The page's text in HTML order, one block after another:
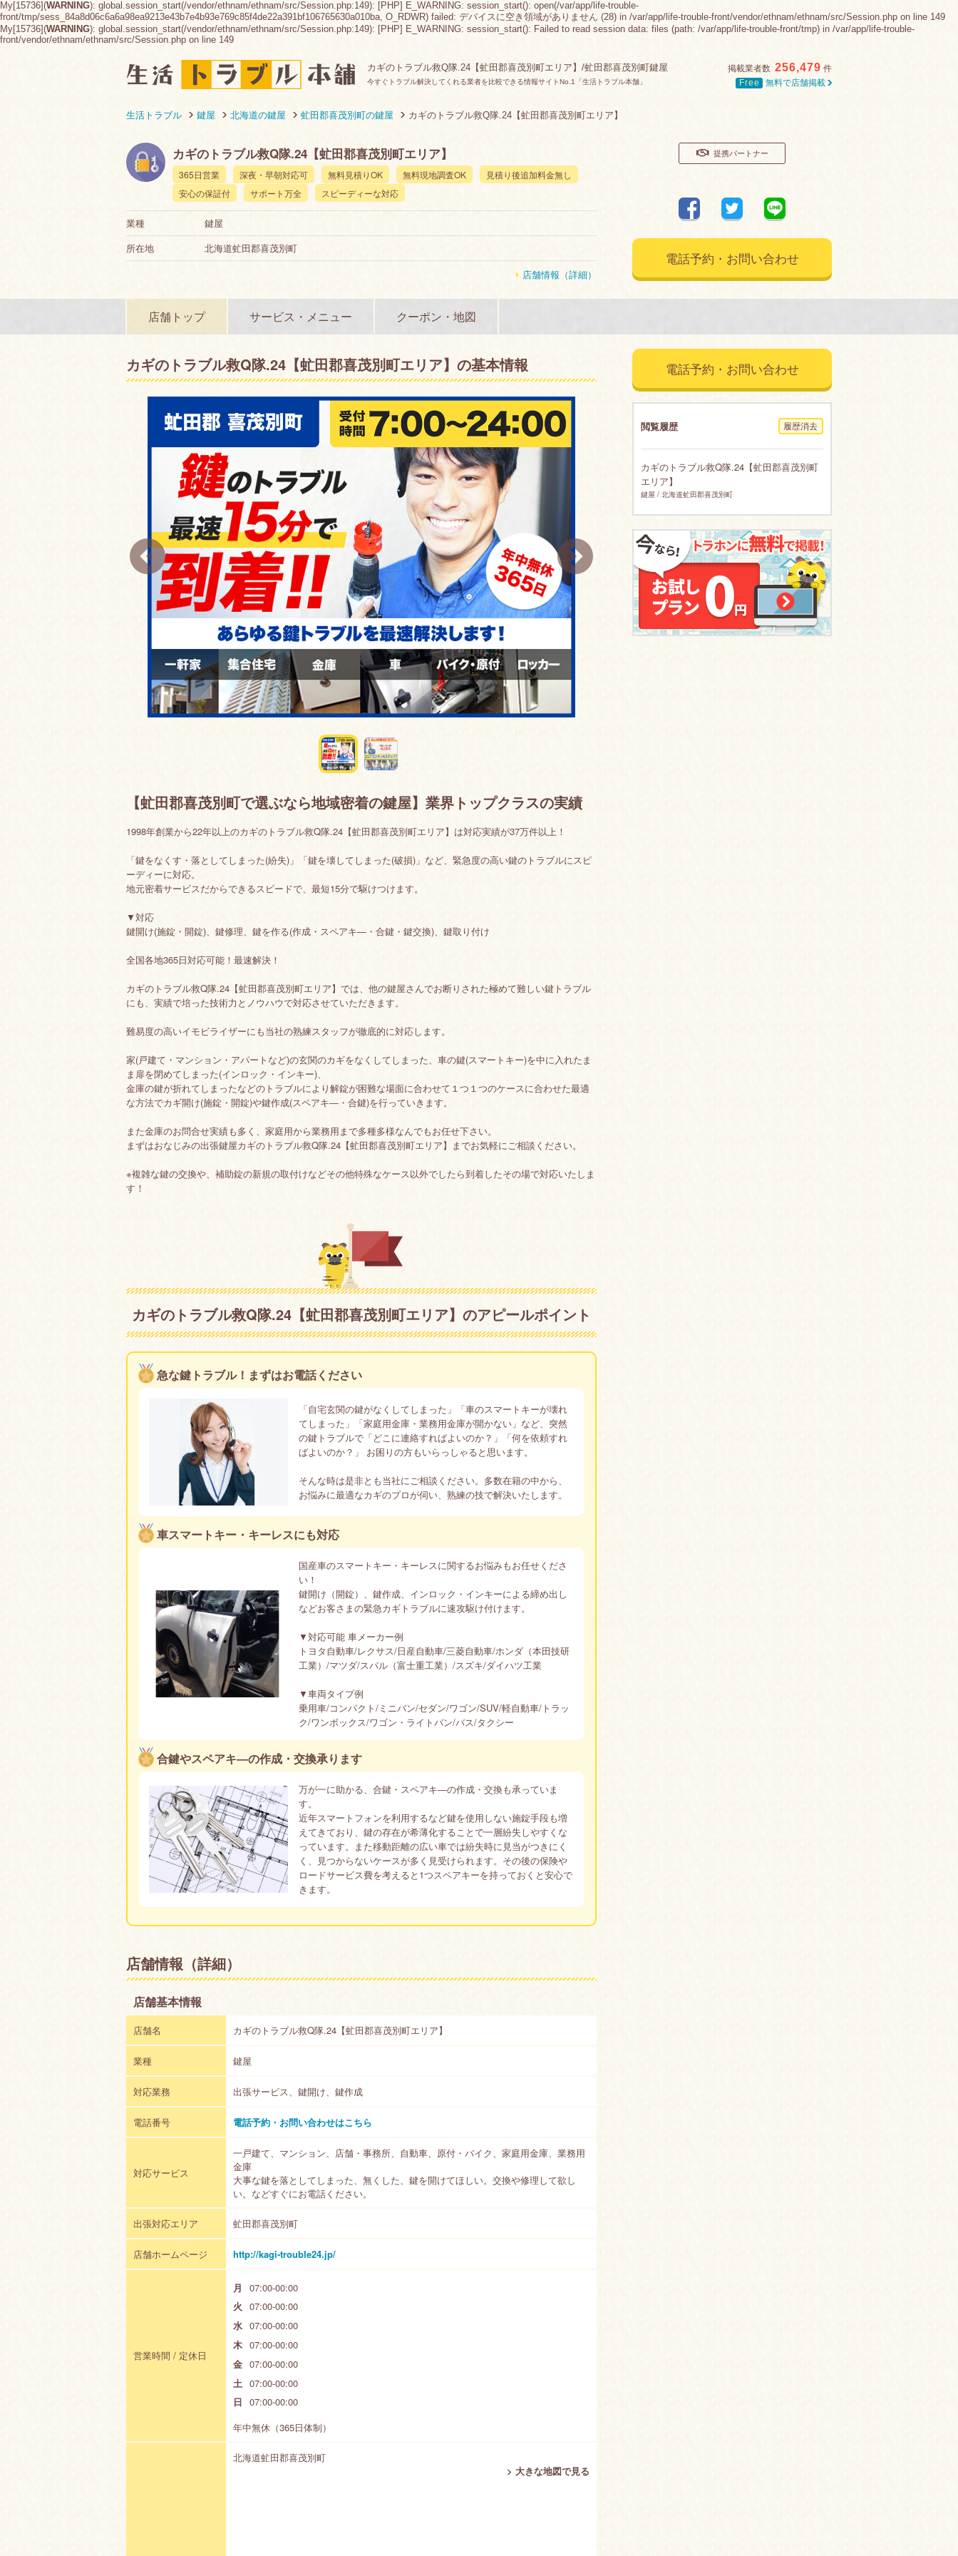
My[15736](WARNING): global.session_start(/vendor/ethnam/ethnam/src/Session.php:149): [PHP] E_WARNING: session_start(): open(/var/app/life-trouble-
front/tmp/sess_84a8d06c6a6a98ea9213e43b7e4b93e769c85f4de22a391bf106765630a010ba, O_RDWR) failed: デバイスに空き領域がありません (28) in /var/app/life-trouble-front/vendor/ethnam/ethnam/src/Session.php on line 149
My[15736](WARNING): global.session_start(/vendor/ethnam/ethnam/src/Session.php:149): [PHP] E_WARNING: session_start(): Failed to read session data: files (path: /var/app/life-trouble-front/tmp) in /var/app/life-trouble-
front/vendor/ethnam/ethnam/src/Session.php on line 149
カギのトラブル救Q隊.24【虻田郡喜茂別町エリア】/虻田郡喜茂別町鍵屋
今すぐトラブル解決してくれる業者を比較できる情報サイトNo.1「生活トラブル本舗」
掲載業者数 256,479 件
Free
無料で店舗掲載
生活トラブル 鍵屋 北海道の鍵屋 虻田郡喜茂別町の鍵屋 カギのトラブル救Q隊.24【虻田郡喜茂別町エリア】
カギのトラブル救Q隊.24【虻田郡喜茂別町エリア】
365日営業 深夜・早朝対応可 無料見積りOK 無料現地調査OK
見積り後追加料金無し
安心の保証付
サポート万全 スピーディーな対応
提携パートナー
業種
鍵屋
所在地
北海道虻田郡喜茂別町
店舗情報（詳細）
電話予約・お問い合わせ
店舗トップ サービス・メニュー クーポン・地図
カギのトラブル救Q隊.24【虻田郡喜茂別町エリア】の基本情報
【虻田郡喜茂別町で選ぶなら地域密着の鍵屋】業界トップクラスの実績
1998年創業から22年以上のカギのトラブル救Q隊.24【虻田郡喜茂別町エリア】は対応実績が37万件以上！
「鍵をなくす・落としてしまった(紛失)」「鍵を壊してしまった(破損)」など、緊急度の高い鍵のトラブルにスピ
ーディーに対応。
地元密着サービスだからできるスピードで、最短15分で駆けつけます。
▼対応
鍵開け(施錠・開錠)、鍵修理、鍵を作る(作成・スペアキ―・合鍵・鍵交換)、鍵取り付け
全国各地365日対応可能！最速解決！
カギのトラブル救Q隊.24【虻田郡喜茂別町エリア】では、他の鍵屋さんでお断りされた極めて難しい鍵トラブル
にも、実績で培った技術力とノウハウで対応させていただきます。
難易度の高いイモビライザーにも当社の熟練スタッフが徹底的に対応します。
家(戸建て・マンション・アパートなど)の玄関のカギをなくしてしまった、車の鍵(スマートキー)を中に入れたま
ま扉を閉めてしまった(インロック・インキー)、
金庫の鍵が折れてしまったなどのトラブルにより解錠が困難な場面に合わせて１つ１つのケースに合わせた最適
な方法でカギ開け(施錠・開錠)や鍵作成(スペアキ―・合鍵)を行っていきます。
また金庫のお問合せ実績も多く、家庭用から業務用まで多種多様なんでもお任せ下さい。
まずはおなじみの出張鍵屋カギのトラブル救Q隊.24【虻田郡喜茂別町エリア】までお気軽にご相談ください。
※複雑な鍵の交換や、補助錠の新規の取付けなどその他特殊なケース以外でしたら到着したその場で対応いたしま
す！
カギのトラブル救Q隊.24【虻田郡喜茂別町エリア】のアピールポイント
急な鍵トラブル！まずはお電話ください
「自宅玄関の鍵がなくしてしまった」「車のスマートキーが壊れ
てしまった」「家庭用金庫・業務用金庫が開かない」など、突然
の鍵トラブルで「どこに連絡すればよいのか？」「何を依頼すれ
ばよいのか？」 お困りの方もいらっしゃると思います。
そんな時は是非とも当社にご相談ください。多数在籍の中から、
お悩みに最適なカギのプロが伺い、熟練の技で解決いたします。
車スマートキー・キーレスにも対応
国産車のスマートキー・キーレスに関するお悩みもお任せくださ
い！
鍵開け（開錠）、鍵作成、インロック・インキーによる締め出し
などお客さまの緊急カギトラブルに速攻駆け付けます。
▼対応可能 車メーカー例
トヨタ自動車/レクサス/日産自動車/三菱自動車/ホンダ（本田技研
工業）/マツダ/スバル（富士重工業）/スズキ/ダイハツ工業
▼車両タイプ例
乗用車/コンパクト/ミニバン/セダン/ワゴン/SUV/軽自動車/トラッ
ク/ワンボックス/ワゴン・ライトバン/バス/タクシー
合鍵やスペアキ―の作成・交換承ります
万が一に助かる、合鍵・スペアキ―の作成・交換も承っていま
す。
近年スマートフォンを利用するなど鍵を使用しない施錠手段も増
えてきており、鍵の存在が希薄化することで一層紛失しやすくな
っています。また移動距離の広い車では紛失時に見当がつきにく
く、見つからないケースが多く見受けられます。その後の保険や
ロードサービス費を考えると1つスペアキーを持っておくと安心で
きます。
店舗情報（詳細）
店舗基本情報
店舗名 カギのトラブル救Q隊.24【虻田郡喜茂別町エリア】
業種 鍵屋
対応業務 出張サービス、鍵開け、鍵作成
電話番号 電話予約・お問い合わせはこちら
対応サービス
一戸建て、マンション、店舗・事務所、自動車、原付・バイク、家庭用金庫、業務用
金庫
大事な鍵を落としてしまった、無くした、鍵を開けてほしい。交換や修理して欲し
い。などすぐにお電話ください。
出張対応エリア 虻田郡喜茂別町
店舗ホームページ http://kagi-trouble24.jp/
営業時間 / 定休日
月
07:00-00:00
火 07:00-00:00
水 07:00-00:00
木 07:00-00:00
金 07:00-00:00
土 07:00-00:00
日 07:00-00:00
年中無休（365日体制）
北海道虻田郡喜茂別町
> 大きな地図で見る
電話予約・お問い合わせ
閲覧履歴 履歴消去
カギのトラブル救Q隊.24【虻田郡喜茂別町
エリア】
鍵屋 / 北海道虻田郡喜茂別町